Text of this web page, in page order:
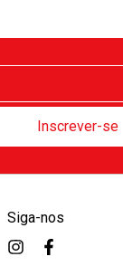
Siga-nos